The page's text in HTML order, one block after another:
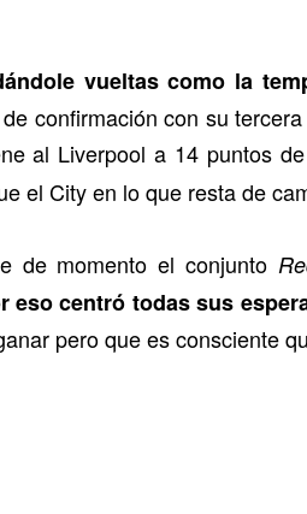
vueltas como la
confirmación con su
al Liverpool a 14 puntos
el City en lo que resta de
de momento el conjunto
eso centró todas sus
pero que es consciente